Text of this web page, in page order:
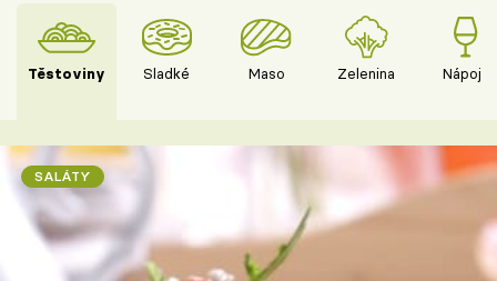
Těstoviny Sladké Maso Zelenina Nápoje
SALÁTY